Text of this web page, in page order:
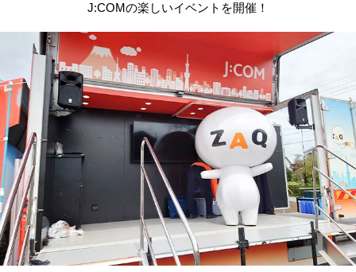
J:COMの楽しいイベントを開催！